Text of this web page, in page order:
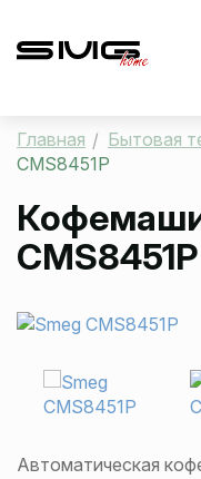
Главная Бытовая
CMS8451P
CMS8451P
Автоматическая